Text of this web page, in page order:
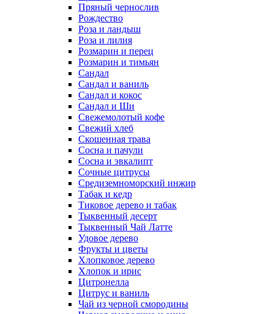
Пряный чернослив
Рождество
Роза и ландыш
Роза и лилия
Розмарин и перец
Розмарин и тимьян
Сандал
Сандал и ваниль
Сандал и кокос
Сандал и Ши
Свежемолотый кофе
Свежий хлеб
Скошенная трава
Сосна и пачули
Сосна и эвкалипт
Сочные цитрусы
Средиземноморский инжир
Табак и кедр
Тиковое дерево и табак
Тыквенный десерт
Тыквенный Чай Латте
Удовое дерево
Фрукты и цветы
Хлопковое дерево
Хлопок и ирис
Цитронелла
Цитрус и ваниль
Чай из черной смородины